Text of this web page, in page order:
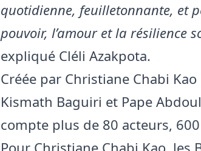
quotidienne, feuilletonnante, et
pouvoir, l’amour et la résilience
expliqué Cléli Azakpota.
Créée par Christiane Chabi
Kismath Baguiri et Pape
compte plus de 80 acteurs,
Pour Christiane Chabi Kao,